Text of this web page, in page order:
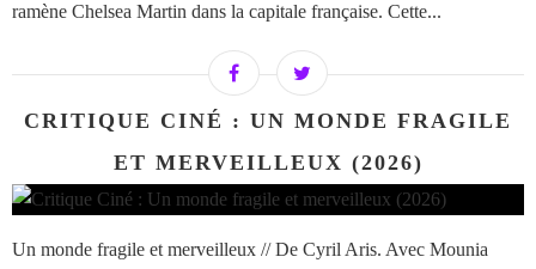
ramène Chelsea Martin dans la capitale française. Cette...
CRITIQUE CINÉ : UN MONDE FRAGILE
ET MERVEILLEUX (2026)
Un monde fragile et merveilleux // De Cyril Aris. Avec Mounia